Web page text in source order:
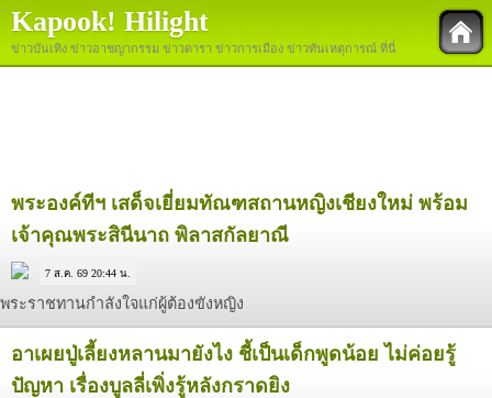
Kapook! Hilight
ข่าวบันเทิง ข่าวอาชญากรรม ข่าวดารา ข่าวการเมือง ข่าวทันเหตุการณ์ ที่นี่
พระองค์ทีฯ เสด็จเยี่ยมทัณฑสถานหญิงเชียงใหม่ พร้อม
เจ้าคุณพระสินีนาถ พิลาสกัลยาณี
7 ส.ค. 69 20:44 น.
พระราชทานกำลังใจแก่ผู้ต้องขังหญิง
อาเผยปู่เลี้ยงหลานมายังไง ชี้เป็นเด็กพูดน้อย ไม่ค่อยรู้
ปัญหา เรื่องบูลลี่เพิ่งรู้หลังกราดยิง